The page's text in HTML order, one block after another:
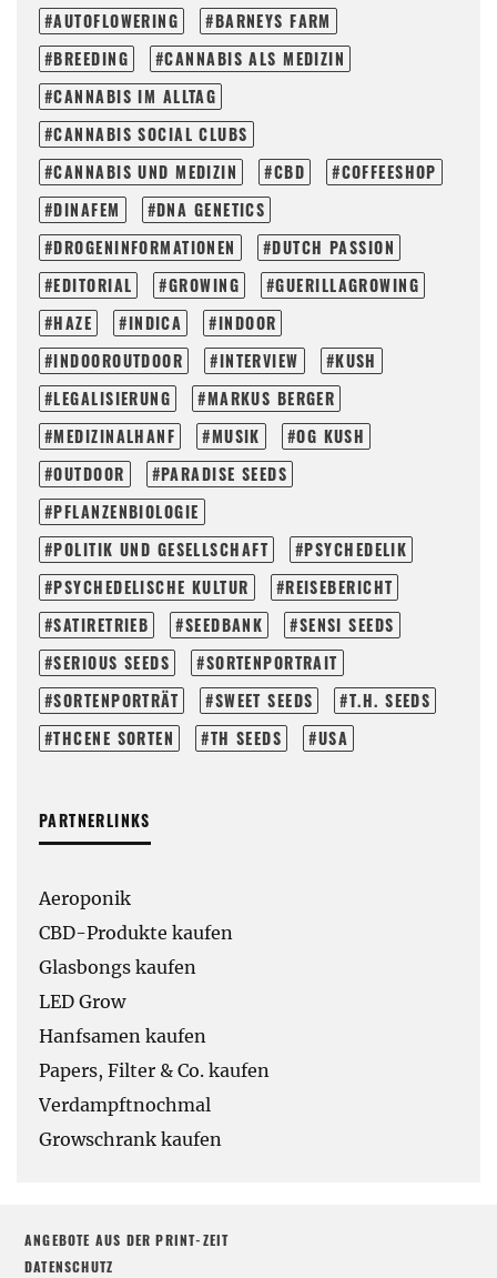
AUTOFLOWERING
BARNEYS FARM
BREEDING
CANNABIS ALS MEDIZIN
CANNABIS IM ALLTAG
CANNABIS SOCIAL CLUBS
CANNABIS UND MEDIZIN
CBD
COFFEESHOP
DINAFEM
DNA GENETICS
DROGENINFORMATIONEN
DUTCH PASSION
EDITORIAL
GROWING
GUERILLAGROWING
HAZE
INDICA
INDOOR
INDOOROUTDOOR
INTERVIEW
KUSH
LEGALISIERUNG
MARKUS BERGER
MEDIZINALHANF
MUSIK
OG KUSH
OUTDOOR
PARADISE SEEDS
PFLANZENBIOLOGIE
POLITIK UND GESELLSCHAFT
PSYCHEDELIK
PSYCHEDELISCHE KULTUR
REISEBERICHT
SATIRETRIEB
SEEDBANK
SENSI SEEDS
SERIOUS SEEDS
SORTENPORTRAIT
SORTENPORTRÄT
SWEET SEEDS
T.H. SEEDS
THCENE SORTEN
TH SEEDS USA
PARTNERLINKS
Aeroponik
CBD-Produkte kaufen
Glasbongs kaufen
LED Grow
Hanfsamen kaufen
Papers, Filter & Co. kaufen
Verdampftnochmal
Growschrank kaufen
ANGEBOTE AUS DER PRINT-ZEIT
DATENSCHUTZ